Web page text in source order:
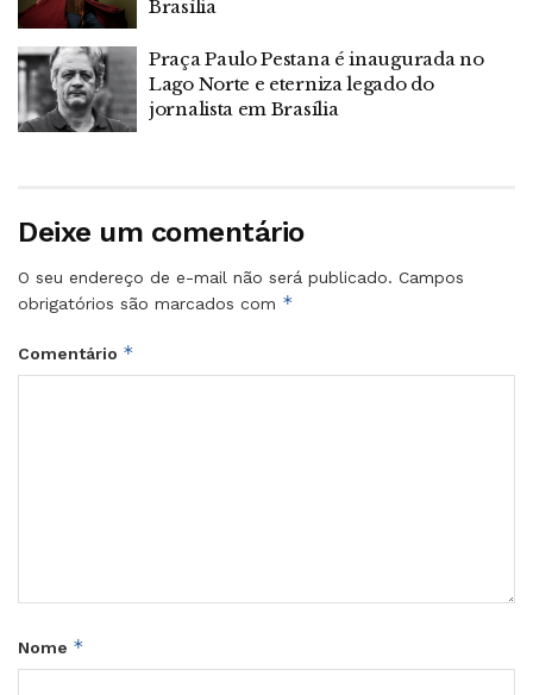
Brasília
Praça Paulo Pestana é inaugurada no
Lago Norte e eterniza legado do
jornalista em Brasília
Deixe um comentário
O seu endereço de e-mail não será publicado. Campos
obrigatórios são marcados com *
Comentário *
Nome *